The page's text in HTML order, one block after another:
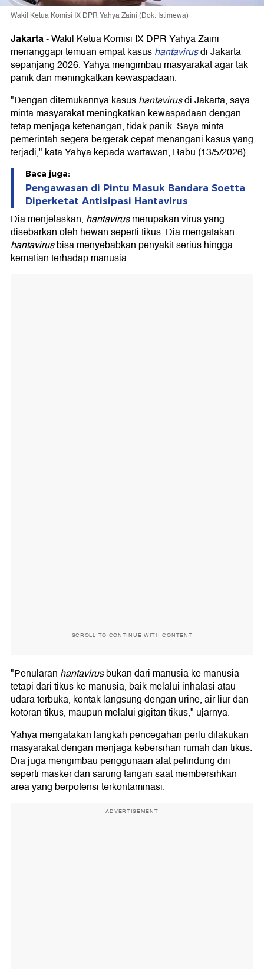
Wakil Ketua Komisi IX DPR Yahya Zaini (Dok. Istimewa)
Jakarta-Wakil Ketua Komisi IX DPR Yahya Zaini
menanggapi temuan empat kasushantavirusdi Jakarta
sepanjang 2026. Yahya mengimbau masyarakat agar tak
panik dan meningkatkan kewaspadaan.
"Dengan ditemukannya kasushantavirusdi Jakarta, saya
minta masyarakat meningkatkan kewaspadaan dengan
tetap menjaga ketenangan, tidak panik. Saya minta
pemerintah segera bergerak cepat menangani kasus yang
terjadi," kata Yahya kepada wartawan, Rabu (13/5/2026).
Baca juga:
Pengawasan di Pintu Masuk Bandara Soetta
Diperketat Antisipasi Hantavirus
Dia menjelaskan, hantavirusmerupakan virus yang
disebarkan oleh hewan seperti tikus. Dia mengatakan
hantavirusbisa menyebabkan penyakit serius hingga
kematian terhadap manusia.
SCROLL TO CONTINUE WITH CONTENT
"Penularan hantavirusbukan dari manusia ke manusia
tetapi dari tikus ke manusia, baik melalui inhalasi atau
udara terbuka, kontak langsung dengan urine, air liur dan
kotoran tikus, maupun melalui gigitan tikus," ujarnya.
Yahya mengatakan langkah pencegahan perlu dilakukan
masyarakat dengan menjaga kebersihan rumah dari tikus.
Dia juga mengimbau penggunaan alat pelindung diri
seperti masker dan sarung tangan saat membersihkan
area yang berpotensi terkontaminasi.
ADVERTISEMENT